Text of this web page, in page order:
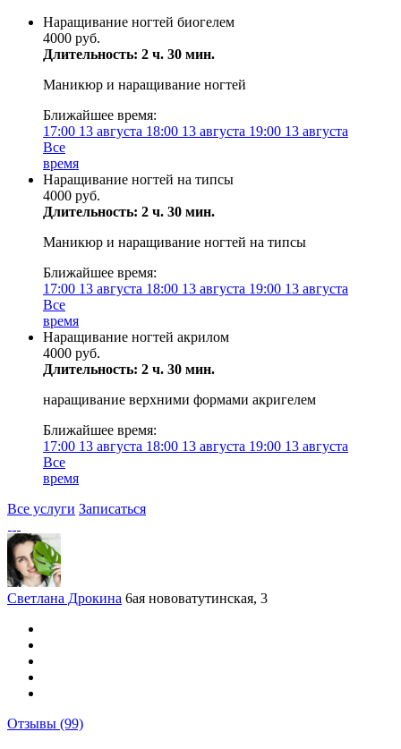
Наращивание ногтей биогелем
4000 руб.
Длительность: 2 ч. 30 мин.
Маникюр и наращивание ногтей
Ближайшее время:
17:00 13 августа 18:00 13 августа 19:00 13 августа
Все
время
Наращивание ногтей на типсы
4000 руб.
Длительность: 2 ч. 30 мин.
Маникюр и наращивание ногтей на типсы
Ближайшее время:
17:00 13 августа 18:00 13 августа 19:00 13 августа
Все
время
Наращивание ногтей акрилом
4000 руб.
Длительность: 2 ч. 30 мин.
наращивание верхними формами акригелем
Ближайшее время:
17:00 13 августа 18:00 13 августа 19:00 13 августа
Все
время
Все услуги Записаться
Светлана Дрокина 6ая нововатутинская, 3
Отзывы (99)